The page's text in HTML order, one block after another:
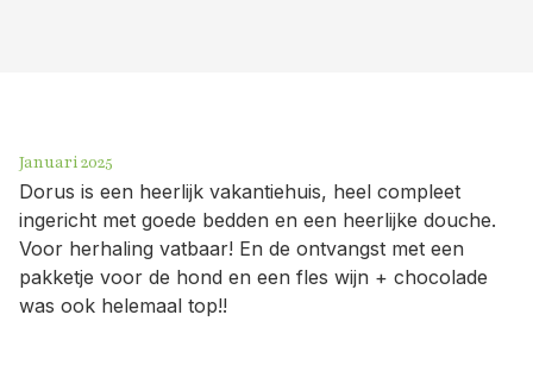
Januari 2025
Dorus is een heerlijk vakantiehuis, heel compleet
ingericht met goede bedden en een heerlijke douche.
Voor herhaling vatbaar! En de ontvangst met een
pakketje voor de hond en een fles wijn + chocolade
was ook helemaal top!!